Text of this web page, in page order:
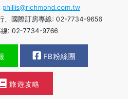
phillis@richmond.com.tw
、國際訂房專線: 02-7734-9656
線: 02-7734-9766
FB粉絲團
旅遊攻略